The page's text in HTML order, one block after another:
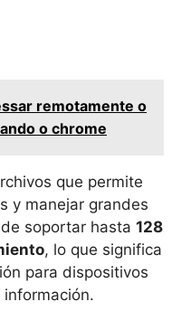
remotamente o
o chrome
que permite
y manejar grandes
soportar hasta 128
, lo que significa
para dispositivos